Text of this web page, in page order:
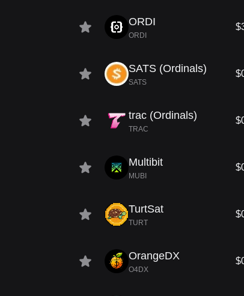
ORDI
ORDI
SATS (Ordinals)
SATS
trac (Ordinals)
TRAC
Multibit
MUBI
TurtSat
TURT
OrangeDX
O4DX